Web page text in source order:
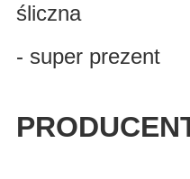
śliczna
- super prezent